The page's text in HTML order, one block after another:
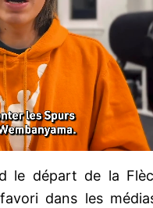
le départ de la
dans les